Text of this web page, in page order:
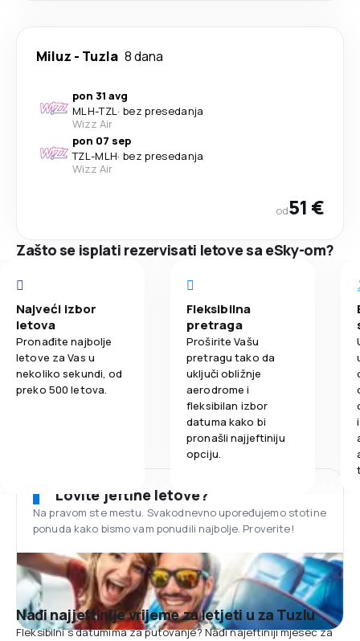
Miluz - Tuzla 8 dana
pon 31 avg
MLH-TZL· bez presedanja
Wizz Air
pon 07 sep
TZL-MLH· bez presedanja
Wizz Air
od51 €
Zašto se isplati rezervisati letove sa eSky-om?
Najveći izbor
letova
Pronađite najbolje
letove za Vas u
nekoliko sekundi, od
preko 500 letova.
Fleksibilna
pretraga
Proširite Vašu
pretragu tako da
uključi obližnje
aerodrome i
fleksibilan izbor
datuma kako bi
pronašli najjeftiniju
opciju.
Lovite jeftine letove?
Na pravom ste mestu. Svakodnevno upoređujemo stotine
ponuda kako bismo vam ponudili najbolje. Proverite!
Nađi najjeftinije vrijeme za letjeti u za Tuzlu
Fleksibilni s datumima za putovanje? Nađi najeftiniji mjesec za